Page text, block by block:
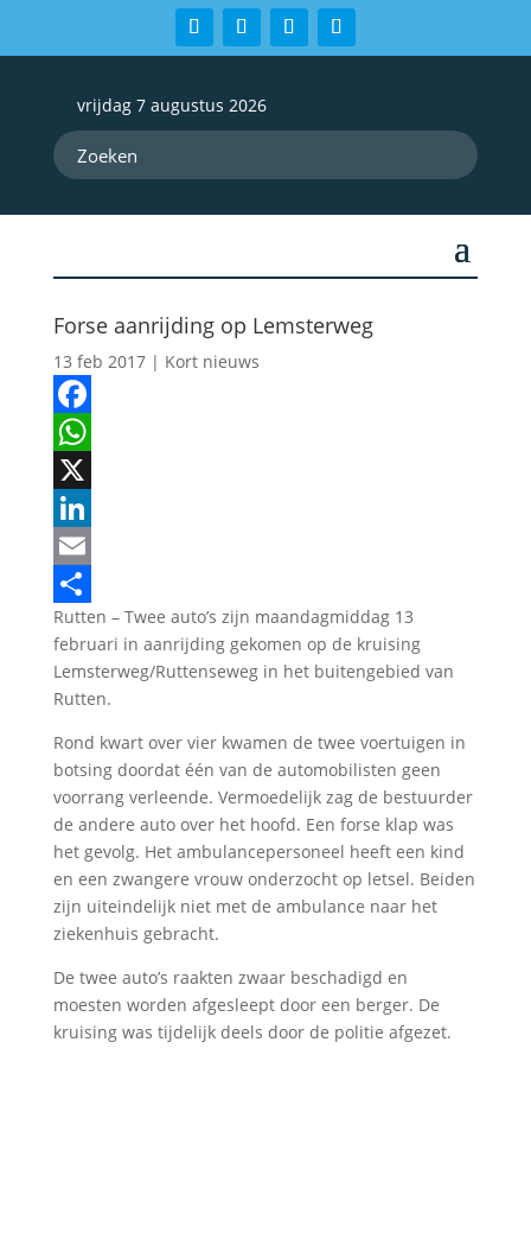
vrijdag 7 augustus 2026
Forse aanrijding op Lemsterweg
13 feb 2017| Kort nieuws
Facebook
WhatsApp
X
LinkedIn
Email
Delen
Rutten – Twee auto’s zijn maandagmiddag 13
februari in aanrijding gekomen op de kruising
Lemsterweg/Ruttenseweg in het buitengebied van
Rutten.
Rond kwart over vier kwamen de twee voertuigen in
botsing doordat één van de automobilisten geen
voorrang verleende. Vermoedelijk zag de bestuurder
de andere auto over het hoofd. Een forse klap was
het gevolg. Het ambulancepersoneel heeft een kind
en een zwangere vrouw onderzocht op letsel. Beiden
zijn uiteindelijk niet met de ambulance naar het
ziekenhuis gebracht.
De twee auto’s raakten zwaar beschadigd en
moesten worden afgesleept door een berger. De
kruising was tijdelijk deels door de politie afgezet.